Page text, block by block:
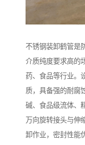
不锈钢装卸鹤管是
介质纯度要求高的
药、食品等行业。
质，具备强的耐腐
碱、食品级流体、
万向旋转接头与伸
卸作业，密封性能